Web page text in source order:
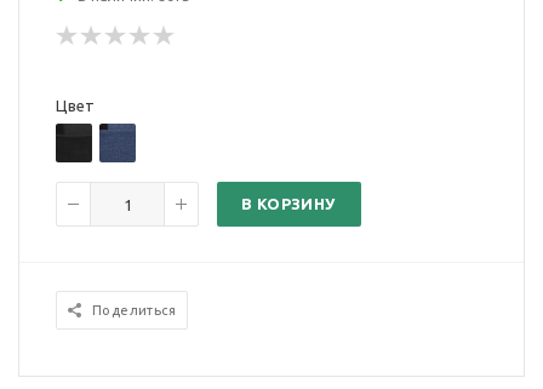
Цвет
В КОРЗИНУ
Поделиться